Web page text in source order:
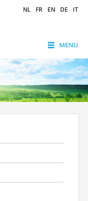
MENU
NL FR EN DE IT